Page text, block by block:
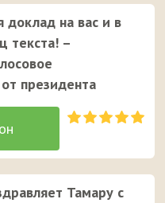
доклад на вас и в
текста! –
президента
Тамару с